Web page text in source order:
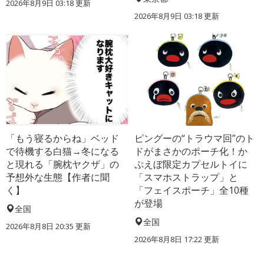
2026年8月9日 03:18更新
2026年8月9日 03:18更新
「もう寝るからね」ベッド
で待機する白猫→冬になる
と現れる「腕枕ヤクザ」の
予想外な生態【作者に聞
く】
全国
2026年8月8日 20:35 更新
ピングーの“トラウマ回”のト
ドがまさかのポーチ化！か
ぷえぼ限定カプセルトイに
「スマホストラップ」と
「フェイスポーチ」全10種
が登場
全国
2026年8月8日 17:22更新